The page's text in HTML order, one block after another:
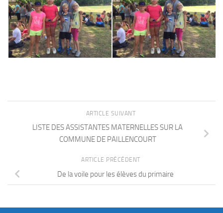
ARTICLE SUIVANT
LISTE DES ASSISTANTES MATERNELLES SUR LA
COMMUNE DE PAILLENCOURT
ARTICLE PRÉCÉDENT
De la voile pour les élèves du primaire